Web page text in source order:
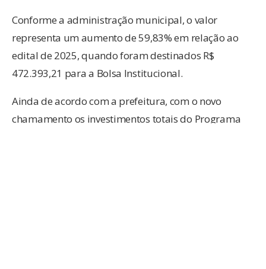
Conforme a administração municipal, o valor
representa um aumento de 59,83% em relação ao
edital de 2025, quando foram destinados R$
472.393,21 para a Bolsa Institucional.
Ainda de acordo com a prefeitura, com o novo
chamamento os investimentos totais do Programa